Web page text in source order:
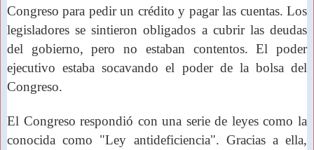
Congreso para pedir un crédito y pagar las cuentas. Los
legisladores se sintieron obligados a cubrir las deudas
del gobierno, pero no estaban contentos. El poder
ejecutivo estaba socavando el poder de la bolsa del
Congreso.
El Congreso respondió con una serie de leyes como la
conocida como "Ley antideficiencia". Gracias a ella,